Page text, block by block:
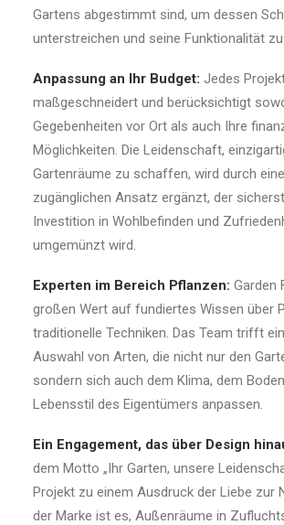
Gartens abgestimmt sind, um dessen
unterstreichen und seine Funktionalität
Anpassung an Ihr Budget: Jedes
maßgeschneidert und berücksichtigt
Gegebenheiten vor Ort als auch Ihre
Möglichkeiten. Die Leidenschaft,
Gartenräume zu schaffen, wird durch
zugänglichen Ansatz ergänzt, der
Investition in Wohlbefinden und
umgemünzt wird.
Experten im Bereich Pflanzen: Garden
großen Wert auf fundiertes Wissen über
traditionelle Techniken. Das Team trifft
Auswahl von Arten, die nicht nur den
sondern sich auch dem Klima, dem
Lebensstil des Eigentümers anpassen.
Ein Engagement, das über Design
dem Motto „Ihr Garten, unsere
Projekt zu einem Ausdruck der Liebe zur
der Marke ist es, Außenräume in